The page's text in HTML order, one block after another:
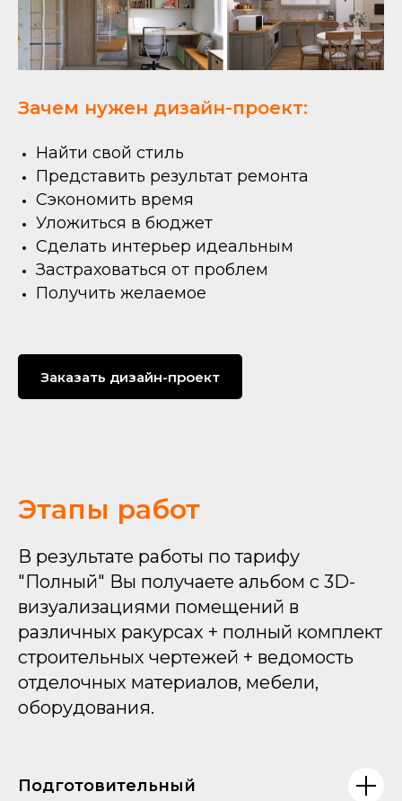
Зачем нужен дизайн-проект:
Найти свой стиль
Представить результат ремонта
Сэкономить время
Уложиться в бюджет
Сделать интерьер идеальным
Застраховаться от проблем
Получить желаемое
Заказать дизайн-проект
Этапы работ
В результате работы по тарифу
"Полный" Вы получаете альбом с 3D-
визуализациями помещений в
различных ракурсах + полный комплект
строительных чертежей + ведомость
отделочных материалов, мебели,
оборудования.
Подготовительный